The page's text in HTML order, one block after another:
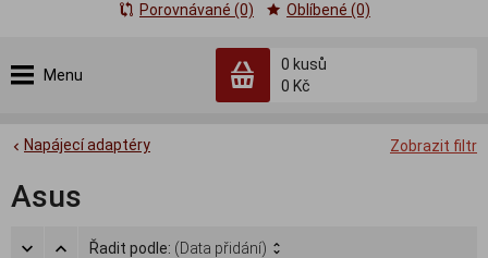
Menu
0 kusů
0 Kč
Porovnávané (0)
Oblíbené (0)
Zobrazit filtr
Napájecí adaptéry
Asus
Řadit podle: (Data přidání)